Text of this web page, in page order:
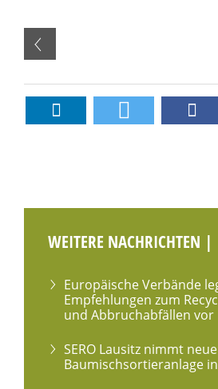
WEITERE NACHRICHTEN
Europäische Verbände
Empfehlungen zum
und Abbruchabfällen vor
SERO Lausitz nimmt neue
Baumischsortieranlage